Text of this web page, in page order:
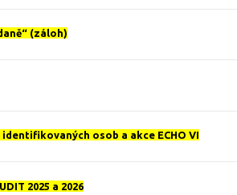
(záloh)
osob a akce ECHO VI
2025 a 2026